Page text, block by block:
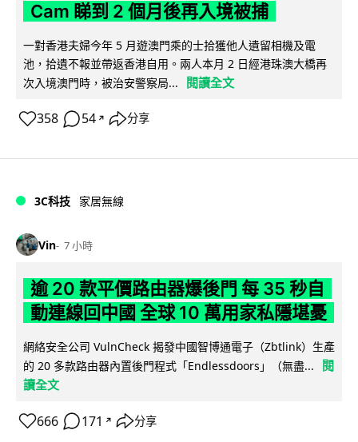
Cam 睇到 2 個月後再入境被捕
一對香港夫婦今年 5 月遊澳門乘的士拾獲他人遺留相機及電
池，拾遺不報並帶返香港自用。兩人本月 2 日經港珠澳大橋再
次入境澳門時，被治安警察局...
閱讀全文
358 54 ↗ 分享
3C科技 家居無線
Vin 7 小時
逾 20 款平價路由器爆後門 每 35 秒自
動連線回中國 全球 10 萬用家私隱堪憂
網絡安全公司 VulnCheck 揭發中國智博通電子（Zbtlink）生產
的 20 多款路由器內置後門程式「Endlessdoors」（無盡...
閱
讀全文
666 171 ↗ 分享